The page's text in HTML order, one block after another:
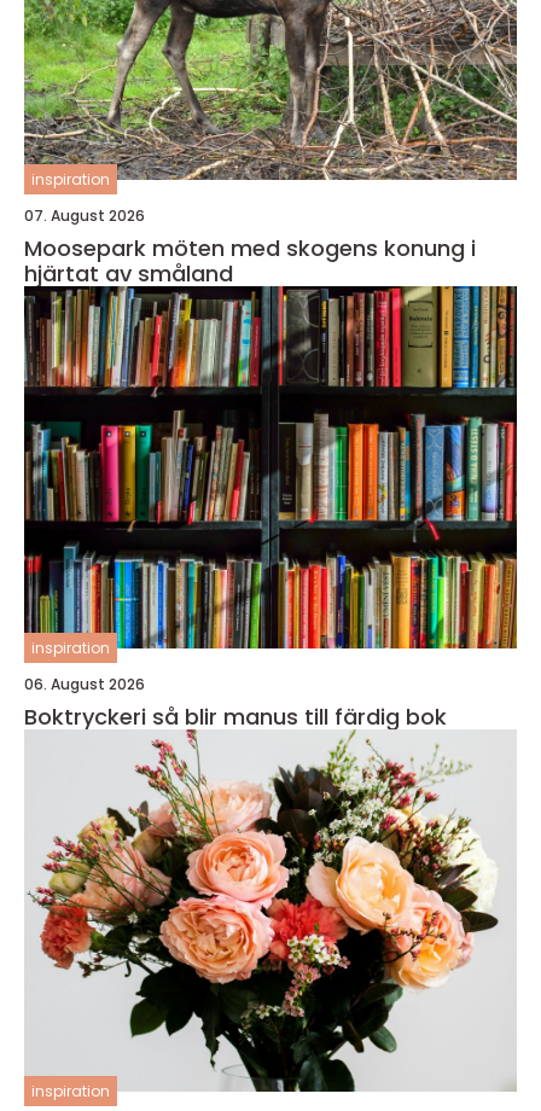
inspiration
07. August 2026
Moosepark möten med skogens konung i
hjärtat av småland
inspiration
06. August 2026
Boktryckeri så blir manus till färdig bok
inspiration